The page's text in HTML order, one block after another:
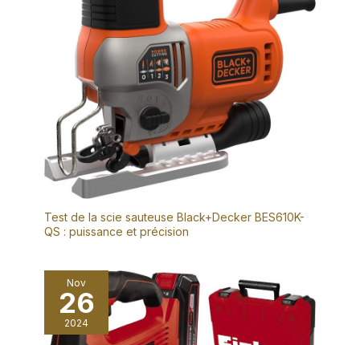
Test de la scie sauteuse Black+Decker BES610K-
QS : puissance et précision
Nov
26
2024